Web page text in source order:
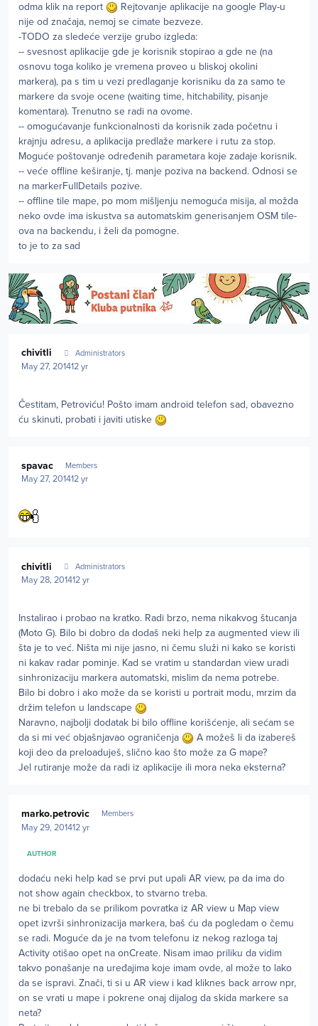
odma klik na report
Rejtovanje aplikacije na google Play-u
nije od značaja, nemoj se cimate bezveze.
-TODO za sledeće verzije grubo izgleda:
-- svesnost aplikacije gde je korisnik stopirao a gde ne (na
osnovu toga koliko je vremena proveo u bliskoj okolini
markera), pa s tim u vezi predlaganje korisniku da za samo te
markere da svoje ocene (waiting time, hitchability, pisanje
komentara). Trenutno se radi na ovome.
-- omogućavanje funkcionalnosti da korisnik zada početnu i
krajnju adresu, a aplikacija predlaže markere i rutu za stop.
Moguće poštovanje određenih parametara koje zadaje korisnik.
-- veće offline keširanje, tj. manje poziva na backend. Odnosi se
na markerFullDetails pozive.
-- offline tile mape, po mom mišljenju nemoguća misija, al možda
neko ovde ima iskustva sa automatskim generisanjem OSM tile-
ova na backendu, i želi da pomogne.
to je to za sad
chivitli Administrators
May 27, 201412 yr
Čestitam, Petroviću! Pošto imam android telefon sad, obavezno
ću skinuti, probati i javiti utiske
spavac Members
May 27, 201412 yr
chivitli Administrators
May 28, 201412 yr
Instalirao i probao na kratko. Radi brzo, nema nikakvog štucanja
(Moto G). Bilo bi dobro da dodaš neki help za augmented view ili
šta je to već. Ništa mi nije jasno, ni čemu služi ni kako se koristi
ni kakav radar pominje. Kad se vratim u standardan view uradi
sinhronizaciju markera automatski, mislim da nema potrebe.
Bilo bi dobro i ako može da se koristi u portrait modu, mrzim da
držim telefon u landscape
Naravno, najbolji dodatak bi bilo offline korišćenje, ali sećam se
da si mi već objašnjavao ograničenja
A možeš li da izabereš
koji deo da preloaduješ, slično kao što može za G mape?
Jel rutiranje može da radi iz aplikacije ili mora neka eksterna?
marko.petrovic Members
May 29, 201412 yr
AUTHOR
dodaću neki help kad se prvi put upali AR view, pa da ima do
not show again checkbox, to stvarno treba.
ne bi trebalo da se prilikom povratka iz AR view u Map view
opet izvrši sinhronizacija markera, baš ću da pogledam o čemu
se radi. Moguće da je na tvom telefonu iz nekog razloga taj
Activity otišao opet na onCreate. Nisam imao priliku da vidim
takvo ponašanje na uređajima koje imam ovde, al može to lako
da se ispravi. Znači, ti si u AR view i kad kliknes back arrow npr,
on se vrati u mape i pokrene onaj dijalog da skida markere sa
neta?